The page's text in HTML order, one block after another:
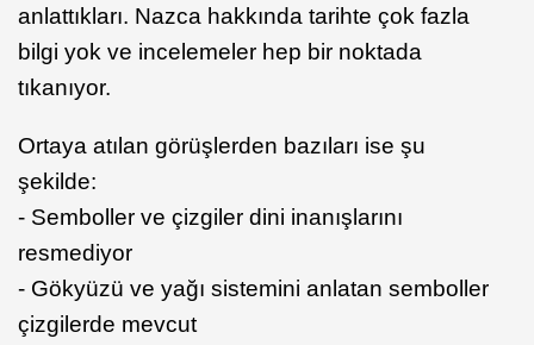
anlattıkları. Nazca hakkında tarihte çok fazla
bilgi yok ve incelemeler hep bir noktada
tıkanıyor.
Ortaya atılan görüşlerden bazıları ise şu
şekilde:
- Semboller ve çizgiler dini inanışlarını
resmediyor
- Gökyüzü ve yağı sistemini anlatan semboller
çizgilerde mevcut